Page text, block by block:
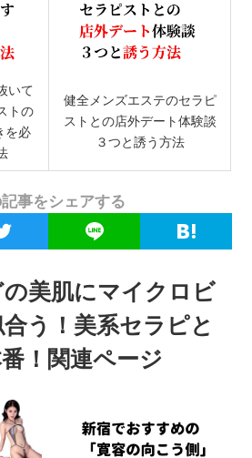
いて
トの
を必
健全メンズエステのセラピ
ストとの店外デート体験談
３つと誘う方法
事をシェアする
美肌にマイクロビ
う！美系セラピと
！関連ページ